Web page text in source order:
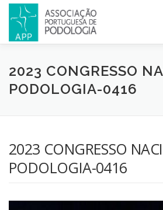
APP PODOLOGIA
CONGRESSOS REVISTA
2023 CONGRESSO
PODOLOGIA-0416
2023 CONGRESSO
PODOLOGIA-0416